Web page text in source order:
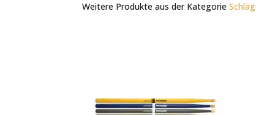
Weitere Produkte aus der Kategorie